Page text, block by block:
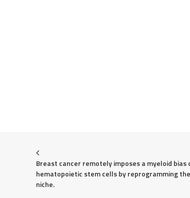
Breast cancer remotely imposes a myeloid bias
hematopoietic stem cells by reprogramming
niche.